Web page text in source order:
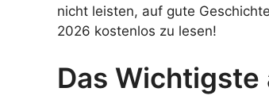
nicht leisten, auf gute
2026 kostenlos zu lesen!
Das